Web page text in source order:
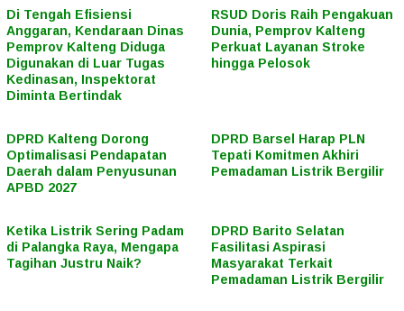
Di Tengah Efisiensi
Anggaran, Kendaraan Dinas
Pemprov Kalteng Diduga
Digunakan di Luar Tugas
Kedinasan, Inspektorat
Diminta Bertindak
RSUD Doris Raih Pengakuan
Dunia, Pemprov Kalteng
Perkuat Layanan Stroke
hingga Pelosok
DPRD Kalteng Dorong
Optimalisasi Pendapatan
Daerah dalam Penyusunan
APBD 2027
DPRD Barsel Harap PLN
Tepati Komitmen Akhiri
Pemadaman Listrik Bergilir
Ketika Listrik Sering Padam
di Palangka Raya, Mengapa
Tagihan Justru Naik?
DPRD Barito Selatan
Fasilitasi Aspirasi
Masyarakat Terkait
Pemadaman Listrik Bergilir